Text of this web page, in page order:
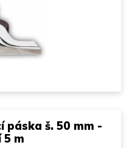
páska š. 50 mm -
5 m